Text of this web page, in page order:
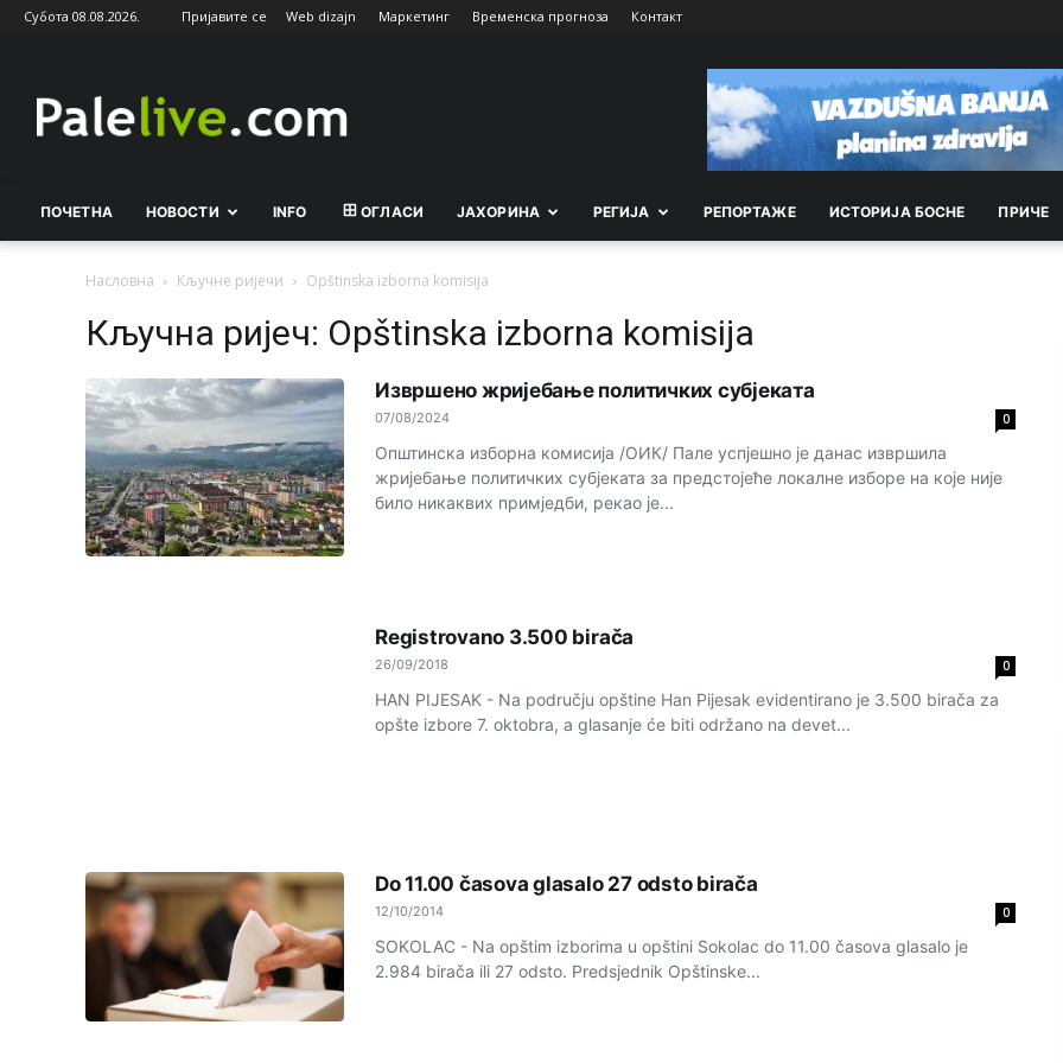
Субота 08.08.2026. Пријавите се Web dizajn Маркетинг Временска прогноза Контакт
ПОЧЕТНА НОВОСТИ INFO ОГЛАСИ ЈАХОРИНА РEГИЈА РEПОРТАЖE ИСТОРИЈА БОСНЕ ПРИЧЕ
Насловна Кључне ријечи Opštinska izborna komisija
Кључна ријеч: Opštinska izborna komisija
Извршено жријебање политичких субјеката
07/08/2024 0
Општинска изборна комисија /ОИК/ Пале успјешно је данас извршила
жријебање политичких субјеката за предстојеће локалне изборе на које није
било никаквих примједби, рекао је...
Registrovano 3.500 birača
26/09/2018 0
HAN PIJESAK - Na području opštine Han Pijesak evidentirano je 3.500 birača za
opšte izbore 7. oktobra, a glasanje će biti održano na devet...
Do 11.00 časova glasalo 27 odsto birača
12/10/2014 0
SOKOLAC - Na opštim izborima u opštini Sokolac do 11.00 časova glasalo je
2.984 birača ili 27 odsto. Predsjednik Opštinske...